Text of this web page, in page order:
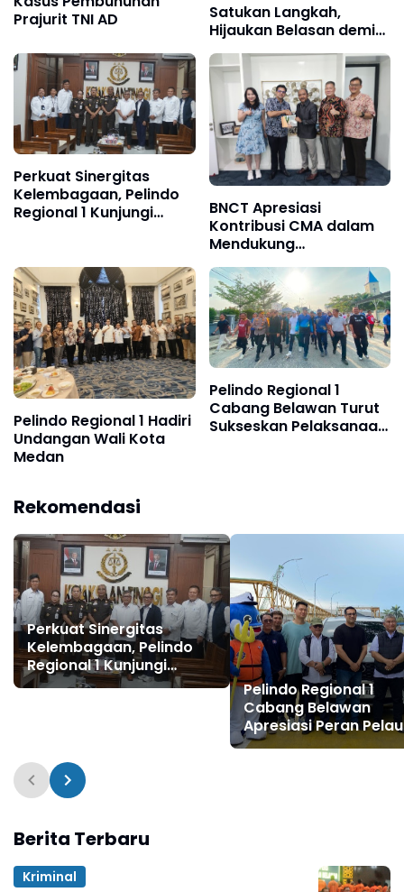
Prajurit TNI AD
Satukan Langkah,
Hijaukan Belasan demi
Masa Depan Maritim
Perkuat Sinergitas
Kelembagaan, Pelindo
Regional 1 Kunjungi
BNCT Apresiasi
Kontribusi CMA dalam
Mendukung
Pertumbuhan Arus Peti
Kemas di Belawan
Pelindo Regional 1 Hadiri
Undangan Wali Kota
Medan
Pelindo Regional 1
Cabang Belawan Turut
Sukseskan Pelaksanaan
Rekomendasi
Perkuat Sinergitas
Kelembagaan, Pelindo
Regional 1 Kunjungi
Kejaksaan Tinggi
Pelindo Regional 1
Cabang Belawan
Apresiasi Peran
pada Peringatan Hari
Berita Terbaru
Kriminal